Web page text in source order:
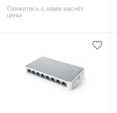
Свяжитесь с нами насчёт
цены